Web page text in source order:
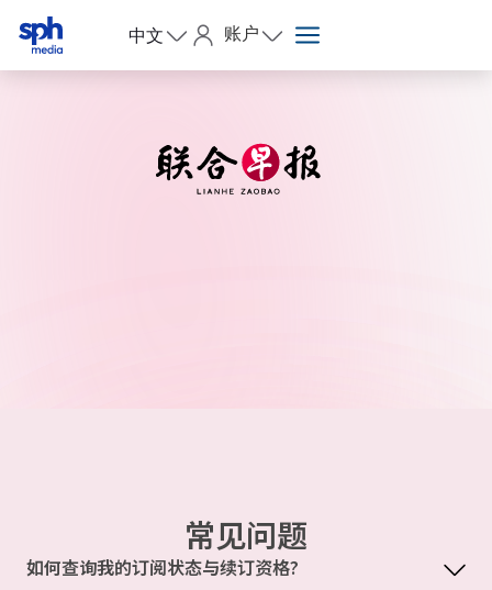
中文 账户
常见问题
如何查询我的订阅状态与续订资格?